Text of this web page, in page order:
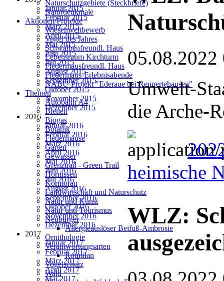
Naturschutzgebiete (Steckbriefe)
Naturdenkmale
Aktionen/Projekte
Wiesenwettbewerb
Vogel des Jahres
Schwalbenfreundl. Haus
Lebensraum Kirchturm
Fledermausfreundl. Haus
Fledermaus-Erlebnisabende
NABU-Projekt "Ederaue bei Rennertehausen"
Themen
Autobahn A4
Bienen
Biogas
Botanik
Fledermäuse
Garten
Gewässer
Grenztrail - Green Trail
Hornissen
Kormoran
Landwirtschaft und Naturschutz
Natur und Kunst
Natur und Tourismus
Neubürger
Allergieauslöser Beifuß-Ambrosie
Ornithologie
Verantwortungsarten
Rotmilan
Vogelschutz
Wald
Januar 2015
Februar 2015
März 2015
April 2015
Mai 2015
Juni 2015
Juli 2015
August 2015
September 2015
Oktober 2015
November 2015
Dezember 2015
2016
Januar 2016
Februar 2016
März 2016
April 2016
Mai 2016
Juni 2016
Juli 2016
August 2016
September 2016
Oktober 2016
November 2016
Dezember 2016
2017
Januar 2017
Februar 2017
März 2017
April 2017
Mai 2017
05.08.2022
Umwelt-
die Arche-
heimische
WLZ: